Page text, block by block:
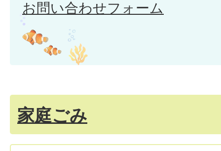
お問い合わせフォーム
家庭ごみ